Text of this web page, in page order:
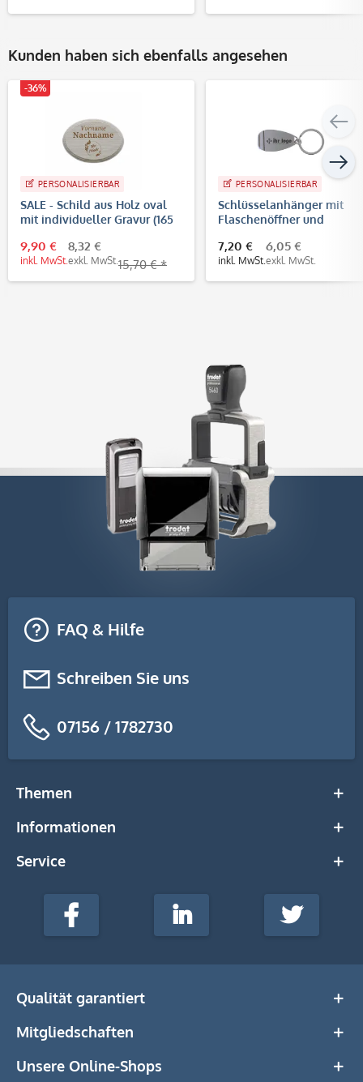
Kunden haben sich ebenfalls angesehen
-36%
PERSONALISIERBAR
SALE - Schild aus Holz oval
mit individueller Gravur (165
9,90 €
inkl. MwSt.
8,32 €
exkl. MwSt. 15,70 € *
PERSONALISIERBAR
Schlüsselanhänger mit
Flaschenöffner und
7,20 €
inkl. MwSt.
6,05 €
exkl. MwSt.
FAQ & Hilfe
Schreiben Sie uns
07156 / 1782730
Themen
Informationen
Service
stempel-
Media
Facebook LinkedIn Twitter
Qualität garantiert
Mitgliedschaften
Unsere Online-Shops